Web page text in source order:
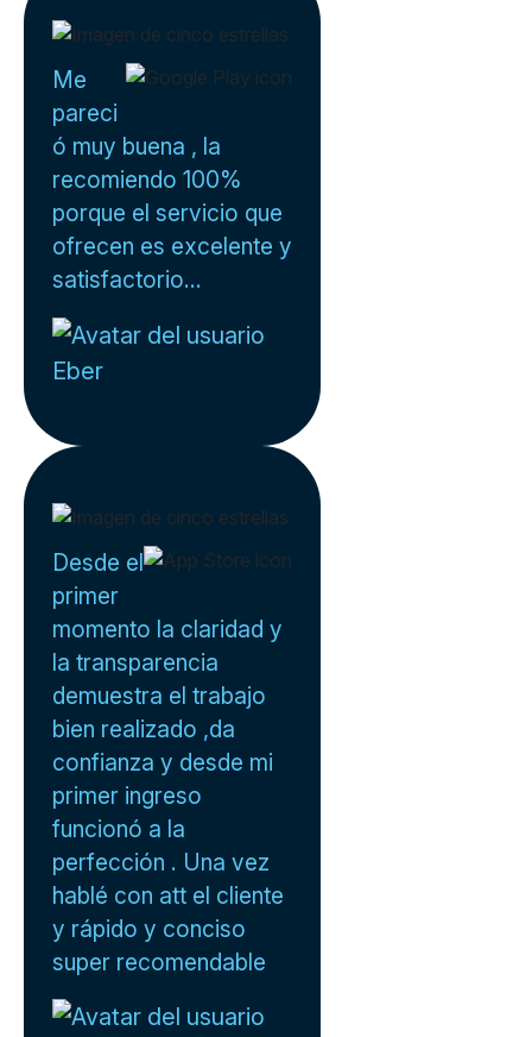
Me
pareci
ó muy buena , la
recomiendo 100%
porque el servicio que
ofrecen es excelente y
satisfactorio...
Eber
Desde el
primer
momento la claridad y
la transparencia
demuestra el trabajo
bien realizado ,da
confianza y desde mi
primer ingreso
funcionó a la
perfección . Una vez
hablé con att el cliente
y rápido y conciso
super recomendable